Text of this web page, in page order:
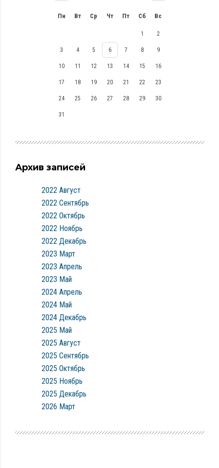
Пн Вт Ср Чт Пт Сб Вс
1 2
3 4 5 6 7 8 9
10 11 12 13 14 15 16
17 18 19 20 21 22 23
24 25 26 27 28 29 30
31
Архив записей
2022 Август
2022 Сентябрь
2022 Октябрь
2022 Ноябрь
2022 Декабрь
2023 Март
2023 Апрель
2023 Май
2024 Апрель
2024 Май
2024 Декабрь
2025 Май
2025 Август
2025 Сентябрь
2025 Октябрь
2025 Ноябрь
2025 Декабрь
2026 Март